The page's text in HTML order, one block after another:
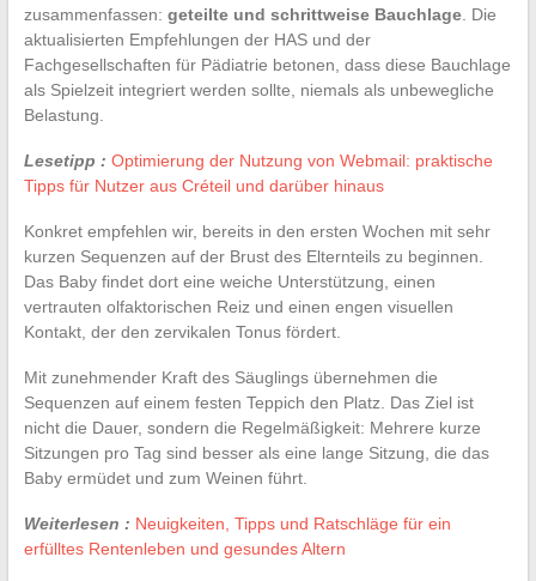
zusammenfassen: geteilte und schrittweise Bauchlage. Die
aktualisierten Empfehlungen der HAS und der
Fachgesellschaften für Pädiatrie betonen, dass diese Bauchlage
als Spielzeit integriert werden sollte, niemals als unbewegliche
Belastung.
Lesetipp : Optimierung der Nutzung von Webmail: praktische
Tipps für Nutzer aus Créteil und darüber hinaus
Konkret empfehlen wir, bereits in den ersten Wochen mit sehr
kurzen Sequenzen auf der Brust des Elternteils zu beginnen.
Das Baby findet dort eine weiche Unterstützung, einen
vertrauten olfaktorischen Reiz und einen engen visuellen
Kontakt, der den zervikalen Tonus fördert.
Mit zunehmender Kraft des Säuglings übernehmen die
Sequenzen auf einem festen Teppich den Platz. Das Ziel ist
nicht die Dauer, sondern die Regelmäßigkeit: Mehrere kurze
Sitzungen pro Tag sind besser als eine lange Sitzung, die das
Baby ermüdet und zum Weinen führt.
Weiterlesen : Neuigkeiten, Tipps und Ratschläge für ein
erfülltes Rentenleben und gesundes Altern